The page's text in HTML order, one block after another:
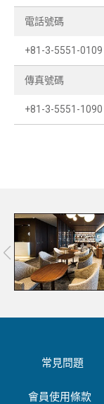
電話號碼
+81-3-5551-0109
傳真號碼
+81-3-5551-1090
常見問題
會員使用條款